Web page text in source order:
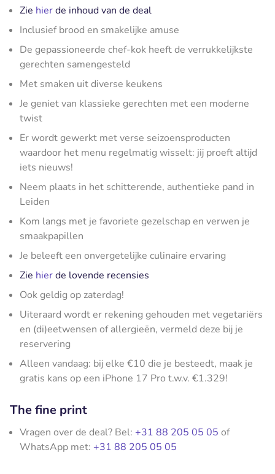
Zie hierde inhoud van de deal
Inclusief brood en smakelijke amuse
De gepassioneerde chef-kok heeft de verrukkelijkste
gerechten samengesteld
Met smaken uit diverse keukens
Je geniet van klassieke gerechten met een moderne
twist
Er wordt gewerkt met verse seizoensproducten
waardoor het menu regelmatig wisselt: jij proeft altijd
iets nieuws!
Neem plaats in het schitterende, authentieke pand in
Leiden
Kom langs met je favoriete gezelschap en verwen je
smaakpapillen
Je beleeft een onvergetelijke culinaire ervaring
Zie hierde lovende recensies
Ook geldig op zaterdag!
Uiteraard wordt er rekening gehouden met vegetariërs
en (di)eetwensen of allergieën, vermeld deze bij je
reservering
Alleen vandaag: bij elke €10 die je besteedt, maak je
gratis kans op een iPhone 17 Pro t.w.v. €1.329!
The fine print
Vragen over de deal? Bel: +31 88 205 05 05 of
WhatsApp met: +31 88 205 05 05